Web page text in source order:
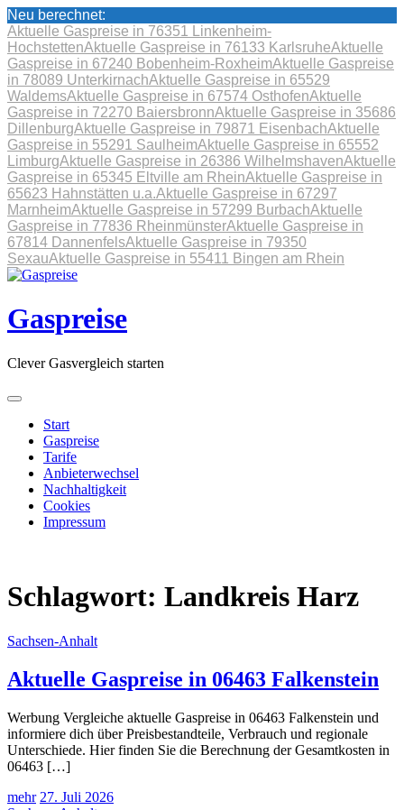
Neu berechnet:
Aktuelle Gaspreise in 76351 Linkenheim-
HochstettenAktuelle Gaspreise in 76133 KarlsruheAktuelle
Gaspreise in 67240 Bobenheim-RoxheimAktuelle Gaspreise
in 78089 UnterkirnachAktuelle Gaspreise in 65529
WaldemsAktuelle Gaspreise in 67574 OsthofenAktuelle
Gaspreise in 72270 BaiersbronnAktuelle Gaspreise in 35686
DillenburgAktuelle Gaspreise in 79871 EisenbachAktuelle
Gaspreise in 55291 SaulheimAktuelle Gaspreise in 65552
LimburgAktuelle Gaspreise in 26386 WilhelmshavenAktuelle
Gaspreise in 65345 Eltville am RheinAktuelle Gaspreise in
65623 Hahnstätten u.a.Aktuelle Gaspreise in 67297
MarnheimAktuelle Gaspreise in 57299 BurbachAktuelle
Gaspreise in 77836 RheinmünsterAktuelle Gaspreise in
67814 DannenfelsAktuelle Gaspreise in 79350
SexauAktuelle Gaspreise in 55411 Bingen am Rhein
Skip
content
Gaspreise
Clever Gasvergleich starten
Start
Gaspreise
Tarife
Anbieterwechsel
Nachhaltigkeit
Cookies
Impressum
Schlagwort: Landkreis Harz
Sachsen-Anhalt
Aktuelle Gaspreise in 06463 Falkenstein
Werbung Vergleiche aktuelle Gaspreise in 06463 Falkenstein und
informiere dich über Preisbestandteile, Verbrauch und regionale
Unterschiede. Hier finden Sie die Berechnung der Gesamtkosten in
06463 […]
mehr 27. Juli 2026